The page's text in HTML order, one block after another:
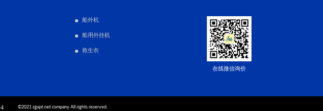
船外机
船用外挂机
救生衣
在线微信询价
©2021 zgxpt.net company All rights reserved.